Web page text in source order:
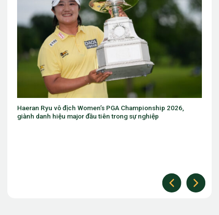
Eugenio Chacarra thắng bùng nổ tại Italian Open, giành vé
The Open